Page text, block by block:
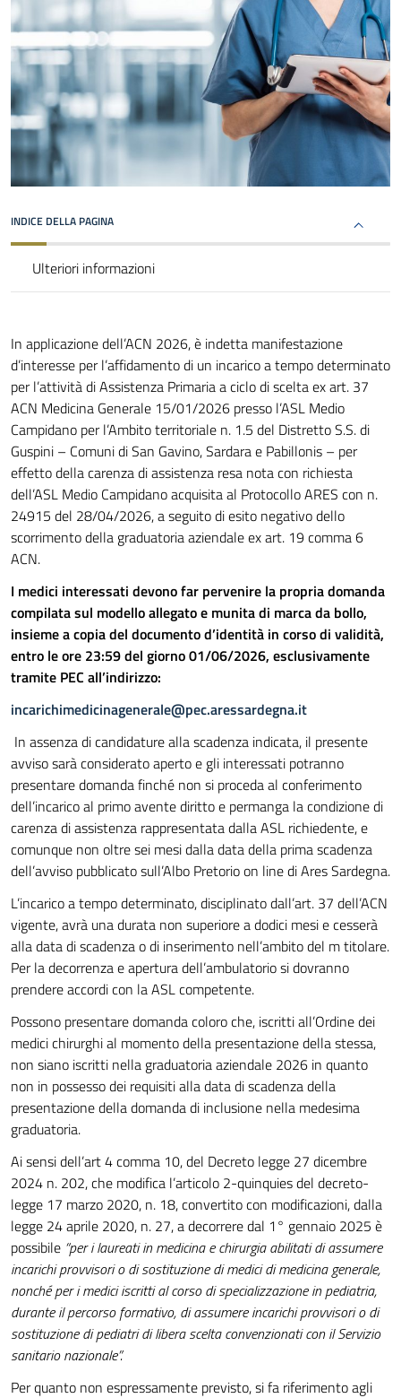
INDICE DELLA PAGINA
Ulteriori informazioni
In applicazione dell’ACN 2026, è indetta manifestazione
d’interesse per l’affidamento di un incarico a tempo determinato
per l’attività di Assistenza Primaria a ciclo di scelta ex art. 37
ACN Medicina Generale 15/01/2026 presso l’ASL Medio
Campidano per l’Ambito territoriale n. 1.5 del Distretto S.S. di
Guspini – Comuni di San Gavino, Sardara e Pabillonis – per
effetto della carenza di assistenza resa nota con richiesta
dell’ASL Medio Campidano acquisita al Protocollo ARES con n.
24915 del 28/04/2026, a seguito di esito negativo dello
scorrimento della graduatoria aziendale ex art. 19 comma 6
ACN.
I medici interessati devono far pervenire la propria domanda
compilata sul modello allegato e munita di marca da bollo,
insieme a copia del documento d’identità in corso di validità,
entro le ore 23:59 del giorno 01/06/2026, esclusivamente
tramite PEC all’indirizzo:
incarichimedicinagenerale@pec.aressardegna.it
In assenza di candidature alla scadenza indicata, il presente
avviso sarà considerato aperto e gli interessati potranno
presentare domanda finché non si proceda al conferimento
dell’incarico al primo avente diritto e permanga la condizione di
carenza di assistenza rappresentata dalla ASL richiedente, e
comunque non oltre sei mesi dalla data della prima scadenza
dell’avviso pubblicato sull’Albo Pretorio on line di Ares Sardegna.
L’incarico a tempo determinato, disciplinato dall’art. 37 dell’ACN
vigente, avrà una durata non superiore a dodici mesi e cesserà
alla data di scadenza o di inserimento nell’ambito del m titolare.
Per la decorrenza e apertura dell’ambulatorio si dovranno
prendere accordi con la ASL competente.
Possono presentare domanda coloro che, iscritti all’Ordine dei
medici chirurghi al momento della presentazione della stessa,
non siano iscritti nella graduatoria aziendale 2026 in quanto
non in possesso dei requisiti alla data di scadenza della
presentazione della domanda di inclusione nella medesima
graduatoria.
Ai sensi dell’art 4 comma 10, del Decreto legge 27 dicembre
2024 n. 202, che modifica l’articolo 2-quinquies del decreto-
legge 17 marzo 2020, n. 18, convertito con modificazioni, dalla
legge 24 aprile 2020, n. 27, a decorrere dal 1° gennaio 2025 è
possibile “per i laureati in medicina e chirurgia abilitati di assumere
incarichi provvisori o di sostituzione di medici di medicina generale,
nonché per i medici iscritti al corso di specializzazione in pediatria,
durante il percorso formativo, di assumere incarichi provvisori o di
sostituzione di pediatri di libera scelta convenzionati con il Servizio
sanitario nazionale”.
Per quanto non espressamente previsto, si fa riferimento agli